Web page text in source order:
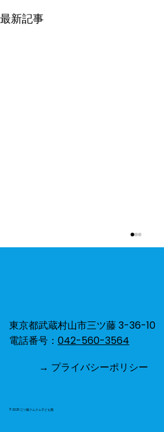
最新記事
ひよこ組⭐︎お散歩🐥🌻
東京都武蔵村山市三ツ藤 3-36-10
電話番号： 042-560-3564
→ プライバシーポリシー
© 2025 三ツ藤クムクム子ども園